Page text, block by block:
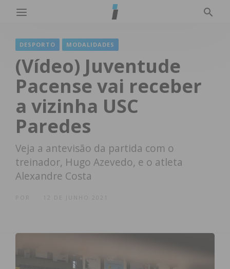
DESPORTO MODALIDADES
(Vídeo) Juventude
Pacense vai receber
a vizinha USC
Paredes
Veja a antevisão da partida com o
treinador, Hugo Azevedo, e o atleta
Alexandre Costa